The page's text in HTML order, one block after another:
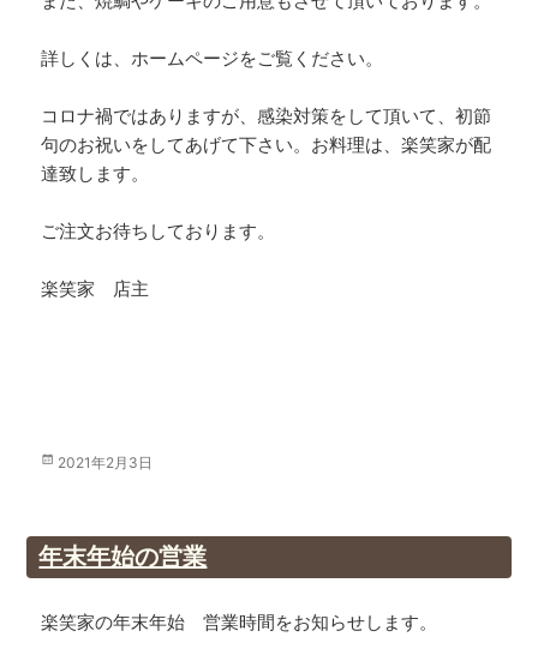
詳しくは、ホームページをご覧ください。
コロナ禍ではありますが、感染対策をして頂いて、初節
句のお祝いをしてあげて下さい。お料理は、楽笑家が配
達致します。
ご注文お待ちしております。
楽笑家 店主
投
2021年2月3日
年末年始の営業
楽笑家の年末年始 営業時間をお知らせします。